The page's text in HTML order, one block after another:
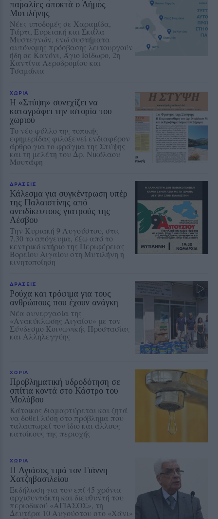
παραλίες αποκτά ο Δήμος
Μυτιλήνης
Νέες υποδομές σε Χαραμίδα,
Τάρτι, Ευρειακή και Σκάλα
Μυστεγνών, ενώ συστήματα
αυτόνομης πρόσβασης λειτουργούν
ήδη σε Κανόνι, Άγιο Ισίδωρο, 2η
Καντίνα Αεροδρομίου και
Τσαμάκια
ΧΩΡΙΑ
Η «Στύψη» συνεχίζει να
καταγράφει την ιστορία του
χωριού
Το νέο φύλλο της τοπικής
εφημερίδας φιλοξενεί ενδιαφέρον
άρθρο για το φράγμα της Στύψης
και τη μελέτη του Δρ. Νικόλαου
Μουτάφη
ΔΡΑΣΕΙΣ
Κάλεσμα για συγκέντρωση υπέρ
της Παλαιστίνης από
ανειδίκευτους γιατρούς της
Λέσβου
Την Κυριακή 9 Αυγούστου, στις
7.30 το απόγευμα, έξω από το
κεντρικό κτήριο της Περιφέρειας
Βορείου Αιγαίου στη Μυτιλήνη η
κινητοποίηση
ΔΡΑΣΕΙΣ
Ρούχα και τρόφιμα για τους
ανθρώπους που έχουν ανάγκη
Νέα συνεργασία της
«Ανακύκλωσης Αιγαίου» με τον
Σύνδεσμο Κοινωνικής Προστασίας
και Αλληλεγγύης
ΧΩΡΙΑ
Προβληματική υδροδότηση σε
σπίτια κοντά στο Κάστρο του
Μολύβου
Κάτοικος διαμαρτύρεται και ζητά
να δοθεί λύση στο πρόβλημα που
ταλαιπωρεί τον ίδιο και άλλους
κατοίκους της περιοχής
ΧΩΡΙΑ
Η Αγιάσος τιμά τον Γιάννη
Χατζηβασιλείου
Εκδήλωση για τον επί 45 χρόνια
αρχισυντάκτη και διευθυντή του
περιοδικού «ΑΓΙΑΣΟΣ», τη
Δευτέρα 10 Αυγούστου στο «Χάνι»